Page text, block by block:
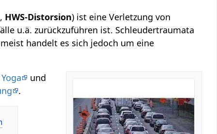
, HWS-Distorsion) ist eine Verletzung von
u.ä. zurückzuführen ist. Schleudertraumata
handelt es sich jedoch um eine
Yoga
und
.